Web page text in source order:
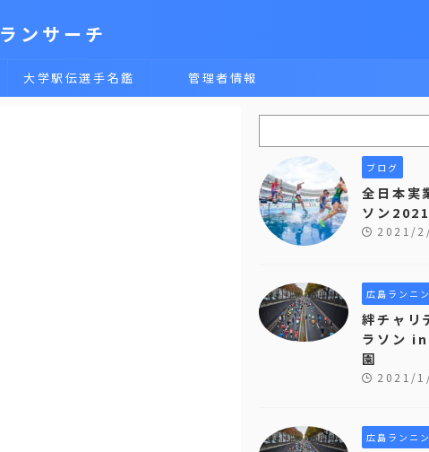
ランサーチ
大学駅伝選手名鑑 管理者情報
ブログ
全日本実
ソン
2021/
広島ランニ
絆チャリ
ラソン
園
2021/
広島ランニ